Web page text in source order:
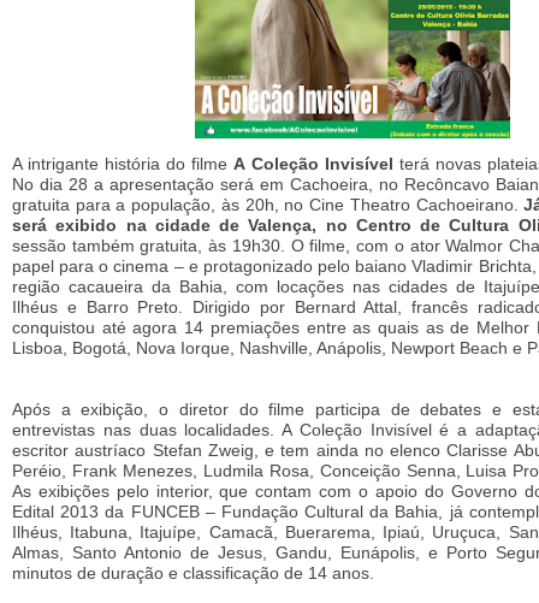
A intrigante história do filmeA Coleção Invisível terá novas
No dia 28 a apresentação será em Cachoeira, no Recôncavo
gratuita para a população, às 20h, no Cine Theatro Cachoeirano.
será exibido na cidade de Valença, no Centro de Cultura
sessão também gratuita, às 19h30. O filme, com o ator Walmor
papel para o cinema – e protagonizado pelo baiano Vladimir
região cacaueira da Bahia, com locações nas cidades de
Ilhéus e Barro Preto. Dirigido por Bernard Attal, francês
conquistou até agora 14 premiações entre as quais as de Melhor
Lisboa, Bogotá, Nova Iorque, Nashville, Anápolis, Newport Beach e
Após a exibição, o diretor do filme participa de debates e
entrevistas nas duas localidades. A Coleção Invisível é a
escritor austríaco Stefan Zweig, e tem ainda no elenco Clarisse
Peréio, Frank Menezes, Ludmila Rosa, Conceição Senna, Luisa
As exibições pelo interior, que contam com o apoio do Governo
Edital 2013 da FUNCEB – Fundação Cultural da Bahia, já
Ilhéus, Itabuna, Itajuípe, Camacã, Buerarema, Ipiaú, Uruçuca,
Almas, Santo Antonio de Jesus, Gandu, Eunápolis, e Porto
minutos de duração e classificação de 14 anos.